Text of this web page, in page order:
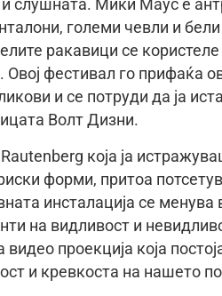
слушната. Мики Маус е
големи чевли и
ракавици се
фестивал го прифаќа
и се потруди да ја
Волт Дизни.
која ја
форми, притоа
инсталација се
на видливост и
проекција која
и кревкоста на нашето